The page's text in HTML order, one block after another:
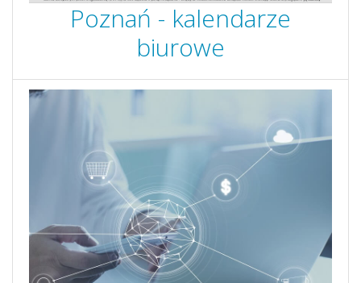
Poznań - kalendarze
biurowe